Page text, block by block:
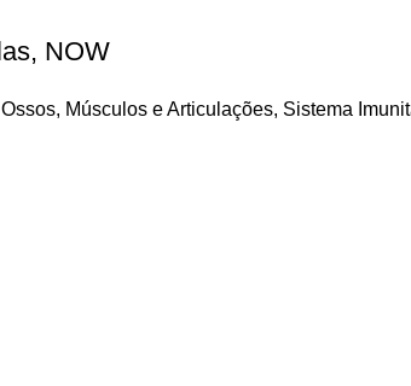
NOW
Ossos, Músculos e Articulações, Sistema